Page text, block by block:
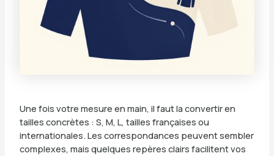
Une fois votre mesure en main, il faut la convertir en
tailles concrètes : S, M, L, tailles françaises ou
internationales. Les correspondances peuvent sembler
complexes, mais quelques repères clairs facilitent vos